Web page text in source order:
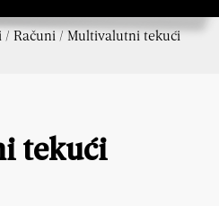
/ Računi / Multivalutni tekući
tekući